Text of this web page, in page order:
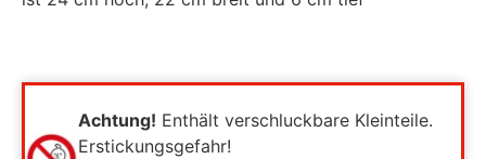
Achtung! Enthält verschluckbare Kleinteile.
Erstickungsgefahr!